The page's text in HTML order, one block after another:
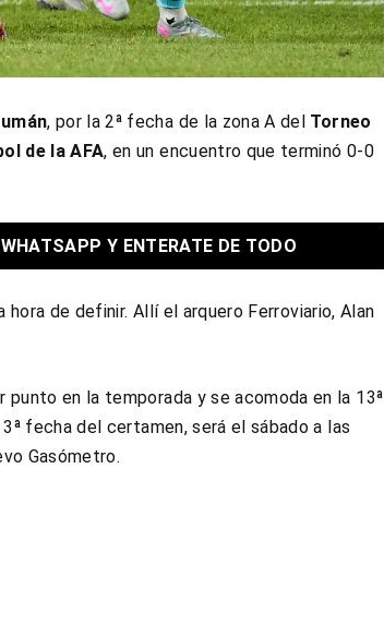
, por la 2ª fecha de la zona A del Torneo
de la AFA, en un encuentro que terminó 0-0
Y ENTERATE DE TODO
de definir. Allí el arquero Ferroviario, Alan
en la temporada y se acomoda en la 13ª
fecha del certamen, será el sábado a las
Gasómetro.